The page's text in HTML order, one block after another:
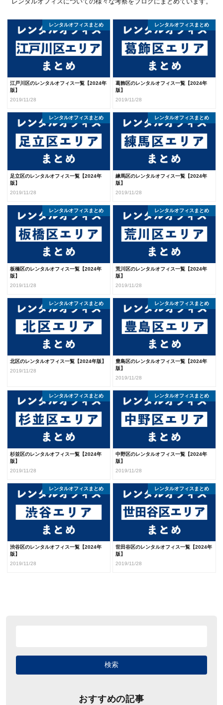
江戸川区のレンタルオフィス一覧【2024年
版】
2019/11/28
レンタルオフィスまとめ
葛飾区のレンタルオフィス一覧【2024年
版】
2019/11/28
レンタルオフィスまとめ
足立区のレンタルオフィス一覧【2024年
版】
2019/11/28
レンタルオフィスまとめ
練馬区のレンタルオフィス一覧【2024年
版】
2019/11/28
レンタルオフィスまとめ
板橋区のレンタルオフィス一覧【2024年
版】
2019/11/28
レンタルオフィスまとめ
荒川区のレンタルオフィス一覧【2024年
版】
2019/11/28
レンタルオフィスまとめ
北区のレンタルオフィス一覧【2024年版】
2019/11/28
レンタルオフィスまとめ
豊島区のレンタルオフィス一覧【2024年
版】
2019/11/28
レンタルオフィスまとめ
杉並区のレンタルオフィス一覧【2024年
版】
2019/11/28
レンタルオフィスまとめ
中野区のレンタルオフィス一覧【2024年
版】
2019/11/28
レンタルオフィスまとめ
渋谷区のレンタルオフィス一覧【2024年
版】
2019/11/28
レンタルオフィスまとめ
世田谷区のレンタルオフィス一覧【2024年
版】
2019/11/28
レンタルオフィスまとめ
おすすめの記事